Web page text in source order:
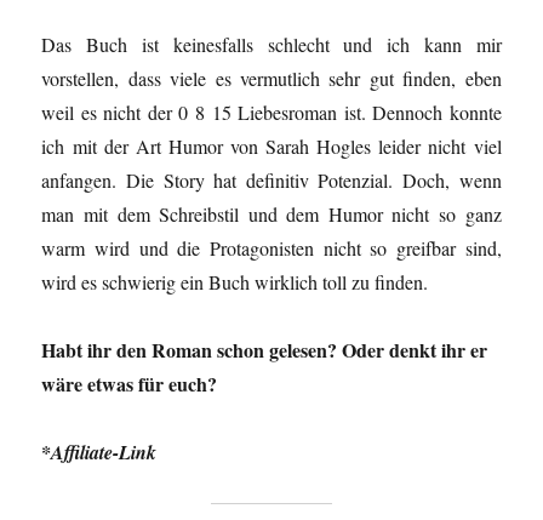
Das Buch ist keinesfalls schlecht und ich kann mir
vorstellen, dass viele es vermutlich sehr gut finden, eben
weil es nicht der 0 8 15 Liebesroman ist. Dennoch konnte
ich mit der Art Humor von Sarah Hogles leider nicht viel
anfangen. Die Story hat definitiv Potenzial. Doch, wenn
man mit dem Schreibstil und dem Humor nicht so ganz
warm wird und die Protagonisten nicht so greifbar sind,
wird es schwierig ein Buch wirklich toll zu finden.
Habt ihr den Roman schon gelesen? Oder denkt ihr er
wäre etwas für euch?
*Affiliate-Link